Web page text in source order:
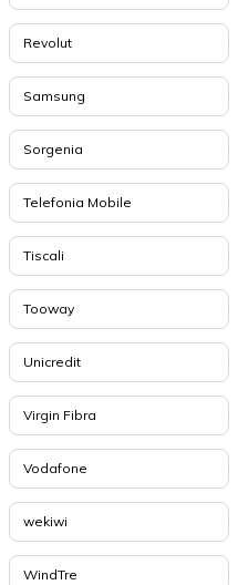
Revolut
Samsung
Sorgenia
Telefonia Mobile
Tiscali
Tooway
Unicredit
Virgin Fibra
Vodafone
wekiwi
WindTre